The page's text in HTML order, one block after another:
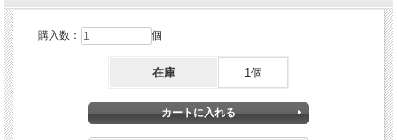
購入数： 個
在庫 1個